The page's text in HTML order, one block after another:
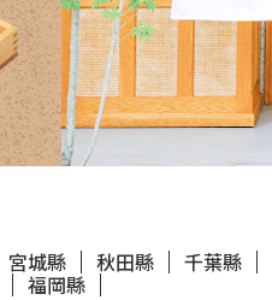
宮城縣 秋田縣 千葉縣
福岡縣